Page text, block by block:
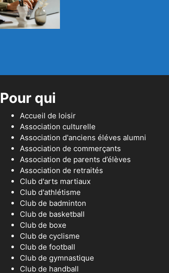
Pour qui
Accueil de loisir
Association culturelle
Association d'anciens éléves alumni
Association de commerçants
Association de parents d’élèves
Association de retraités
Club d'arts martiaux
Club d'athlétisme
Club de badminton
Club de basketball
Club de boxe
Club de cyclisme
Club de football
Club de gymnastique
Club de handball